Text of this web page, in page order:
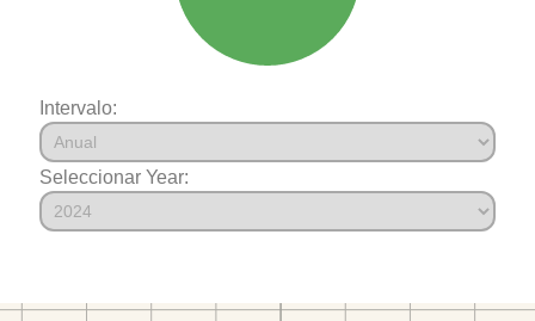
Intervalo:
Seleccionar Year: